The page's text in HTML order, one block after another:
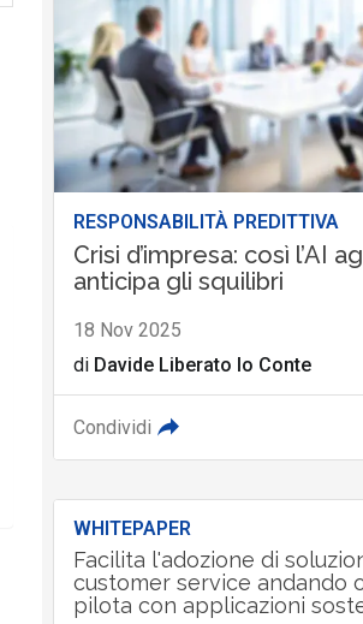
RESPONSABILITÀ PREDITTIVA
Crisi d’impresa: così l’AI
anticipa gli squilibri
18 Nov 2025
di Davide Liberato lo Conte
Condividi
WHITEPAPER
Facilita l'adozione di
customer service andando
pilota con applicazioni